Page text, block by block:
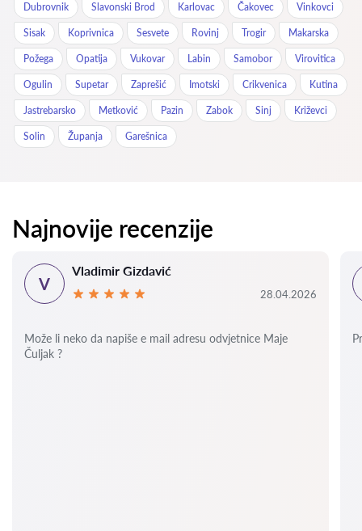
Dubrovnik Slavonski Brod Karlovac Čakovec Vinkovci
Sisak Koprivnica Sesvete Rovinj Trogir Makarska
Požega Opatija Vukovar Labin Samobor Virovitica
Ogulin Supetar Zaprešić Imotski Crikvenica Kutina
Jastrebarsko Metković Pazin Zabok Sinj Križevci
Solin Županja Garešnica
Najnovije recenzije
V
Vladimir Gizdavić
28.04.2026
Može li neko da napiše e mail adresu odvjetnice Maje
Čuljak ?